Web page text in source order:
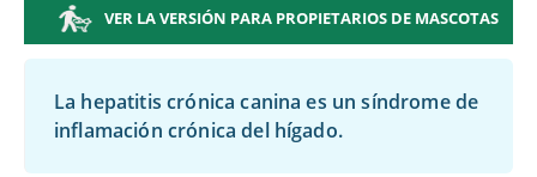
VER LA VERSIÓN PARA PROPIETARIOS DE MASCOTAS
La hepatitis crónica canina es un síndrome de
inflamación crónica del hígado.